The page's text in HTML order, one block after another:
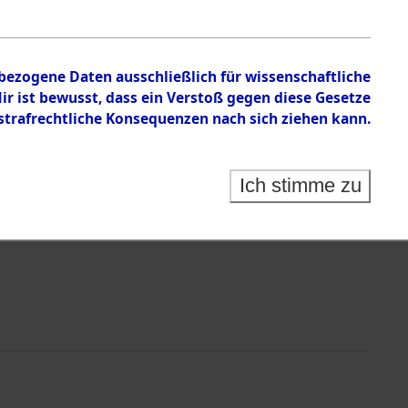
Daten ausschließlich für wissenschaftliche
bewusst, dass ein Verstoß gegen diese Gesetze
Konsequenzen nach sich ziehen kann.
Ich stimme zu